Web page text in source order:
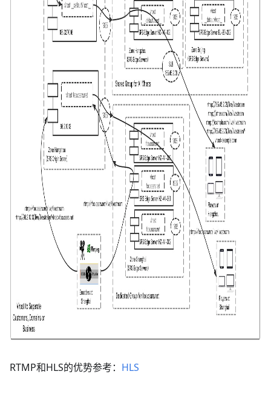
RTMP和HLS的优势参考： HLS